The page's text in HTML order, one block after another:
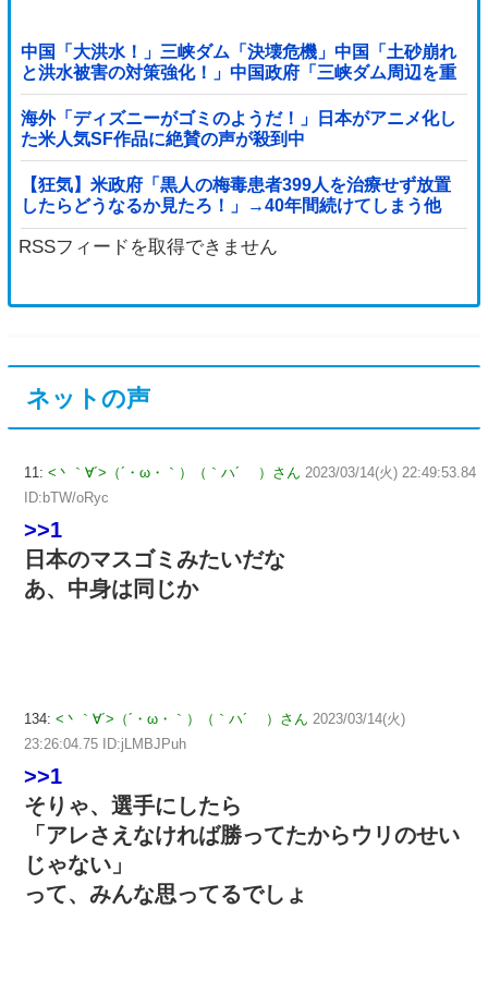
中国「大洪水！」三峡ダム「決壊危機」中国「土砂崩れ
と洪水被害の対策強化！」中国政府「三峡ダム周辺を重
点強化」中国ダム「決壊」中国「現場封鎖！（空撮削
除」→
海外「ディズニーがゴミのようだ！」日本がアニメ化し
た米人気SF作品に絶賛の声が殺到中
【狂気】米政府「黒人の梅毒患者399人を治療せず放置
したらどうなるか見たろ！」→40年間続けてしまう他
RSSフィードを取得できません
ネットの声
11: <丶｀∀´>（´・ω・｀）（｀ハ´ ）さん 2023/03/14(火) 22:49:53.84
ID:bTW/oRyc
>>1
日本のマスゴミみたいだな
あ、中身は同じか
134: <丶｀∀´>（´・ω・｀）（｀ハ´ ）さん 2023/03/14(火)
23:26:04.75 ID:jLMBJPuh
>>1
そりゃ、選手にしたら
「アレさえなければ勝ってたからウリのせい
じゃない」
って、みんな思ってるでしょ